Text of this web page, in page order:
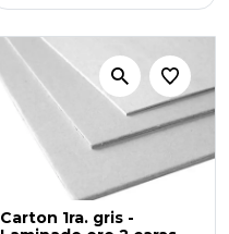
Carton 1ra. gris -